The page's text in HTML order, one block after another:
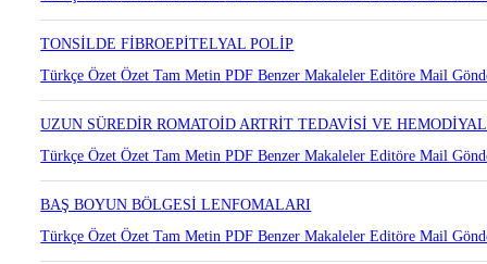
WARTİN TÜMÖRÜNÜN NADİR YERLEŞİM YERİ: NAZOFARİNKS
Türkçe ÖzetÖzetTam MetinPDFBenzer Makaleler
TONSİLDE FİBROEPİTELYAL POLİP
Türkçe ÖzetÖzetTam MetinPDFBenzer MakalelerEditöre Mail
UZUN SÜREDİR ROMATOİD ARTRİT TEDAVİSİ VE
Türkçe ÖzetÖzetTam MetinPDFBenzer Makaleler
BAŞ BOYUN BÖLGESİ LENFOMALARI